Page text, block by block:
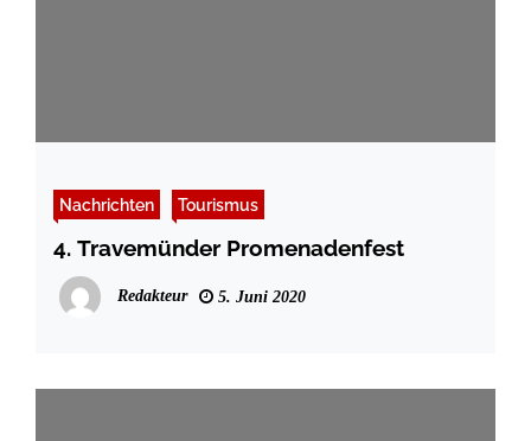
Nachrichten Tourismus
4. Travemünder Promenadenfest
Redakteur 5. Juni 2020